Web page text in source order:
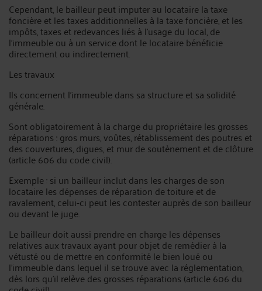
Cependant, le bailleur peut imputer au locataire la taxe
foncière et les taxes additionnelles à la taxe foncière, et les
impôts, taxes et redevances liés à l’usage du local, de
l’immeuble ou à un service dont le locataire bénéficie
directement ou indirectement.
Les travaux
Ils concernent l’immeuble dans sa structure et sa solidité
générale.
Sont obligatoirement à la charge du propriétaire les grosses
réparations : gros murs, voûtes, rétablissement des poutres et
des couvertures, digues, et mur de soutènement et de clôture
(article 606 du code civil).
Exemple : si un bailleur inclut dans les charges de son
locataire les dépenses de réparation de toiture et de
ravalement, celui-ci peut les contester auprès de son bailleur
ou devant le juge.
Le bailleur doit aussi prendre en charge les dépenses
relatives aux travaux ayant pour objet de remédier à la
vétusté ou de mettre en conformité le bien loué ou
l’immeuble dans lequel il se trouve avec la réglementation,
dès lors qu’il relève des grosses réparations (article 606 du